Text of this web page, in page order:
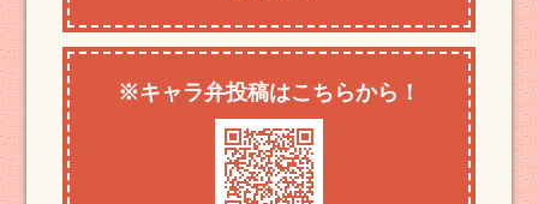
※キャラ弁投稿はこちらから！